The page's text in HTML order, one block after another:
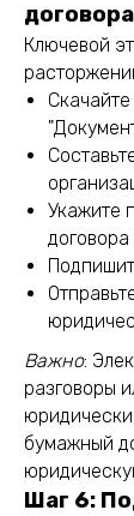
договора
Ключевой
Укажите
договора
Важно:
разговоры
бумажный
Шаг 6: